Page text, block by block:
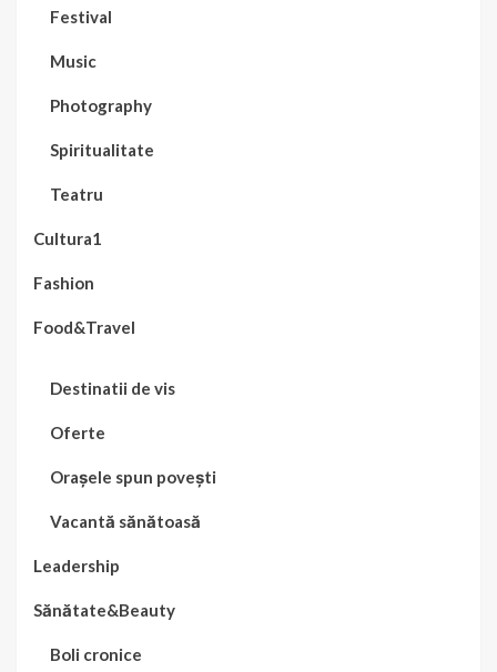
Festival
Music
Photography
Spiritualitate
Teatru
Cultura1
Fashion
Food&Travel
Destinatii de vis
Oferte
Orașele spun povești
Vacantă sănătoasă
Leadership
Sănătate&Beauty
Boli cronice